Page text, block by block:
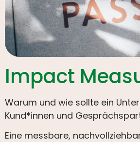
Impact
Warum und wie sollte ein
Kund*innen und
Eine messbare,